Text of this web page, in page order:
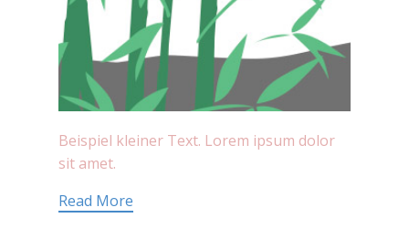
Beispiel kleiner Text. Lorem ipsum dolor
sit amet.
Read More